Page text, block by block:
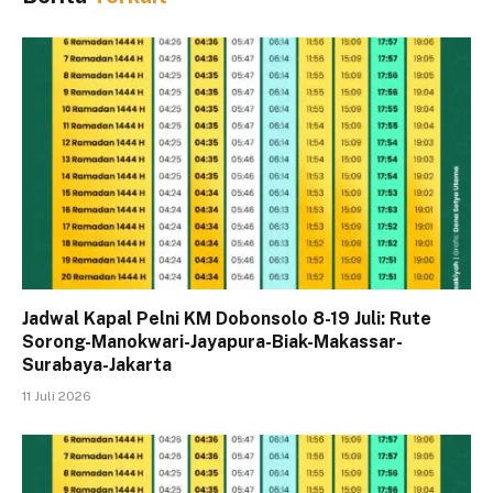
Jadwal Kapal Pelni KM Dobonsolo 8-19 Juli: Rute
Sorong-Manokwari-Jayapura-Biak-Makassar-
Surabaya-Jakarta
11 Juli 2026